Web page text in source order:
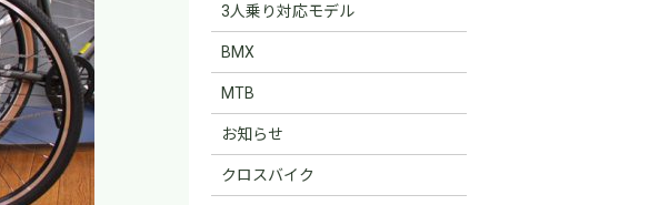
3人乗り対応モデル
BMX
MTB
お知らせ
クロスバイク